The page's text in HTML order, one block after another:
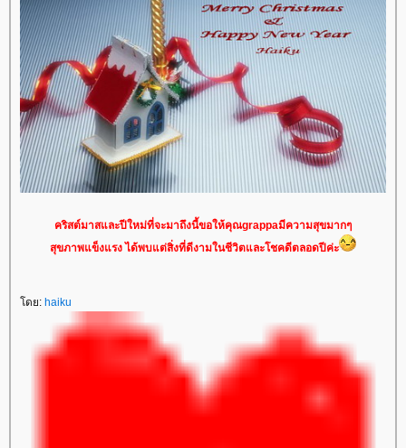
คริสต์มาสและปีใหม่ที่จะมาถึงนี้ขอให้คุณgrappaมีความสุขมากๆ
สุขภาพแข็งแรง ได้พบแต่สิ่งที่ดีงามในชีวิตและโชคดีตลอดปีค่ะ
ดย: haiku